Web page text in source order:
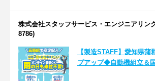
株式会社スタッフサービス・エンジニアリン
8786)
【製造STAFF】愛知県
プアップ◆自動機組立＆